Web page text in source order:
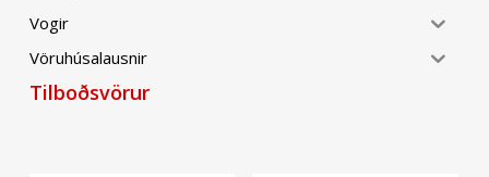
Tilboðsvörur
Vogir
Vöruhúsalausnir